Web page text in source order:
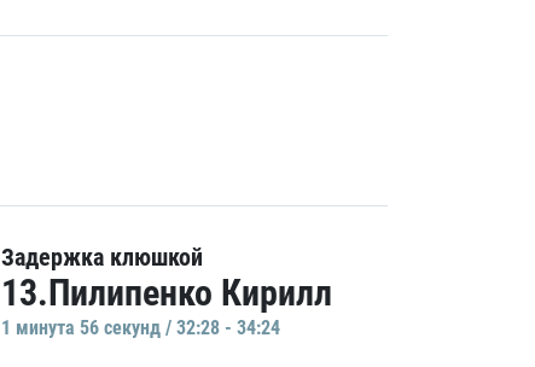
Задержка клюшкой
13.Пилипенко Кирилл
1 минутa 56 секунд / 32:28 - 34:24